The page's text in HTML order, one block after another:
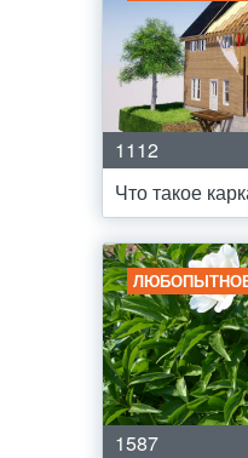
1112
Что такое
1587